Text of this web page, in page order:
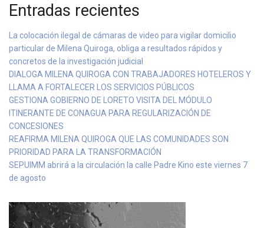
Entradas recientes
La colocación ilegal de cámaras de video para vigilar domicilio
particular de Milena Quiroga, obliga a resultados rápidos y
concretos de la investigación judicial
DIALOGA MILENA QUIROGA CON TRABAJADORES HOTELEROS Y
LLAMA A FORTALECER LOS SERVICIOS PÚBLICOS
GESTIONA GOBIERNO DE LORETO VISITA DEL MÓDULO
ITINERANTE DE CONAGUA PARA REGULARIZACIÓN DE
CONCESIONES
REAFIRMA MILENA QUIROGA QUE LAS COMUNIDADES SON
PRIORIDAD PARA LA TRANSFORMACIÓN
SEPUIMM abrirá a la circulación la calle Padre Kino este viernes 7
de agosto